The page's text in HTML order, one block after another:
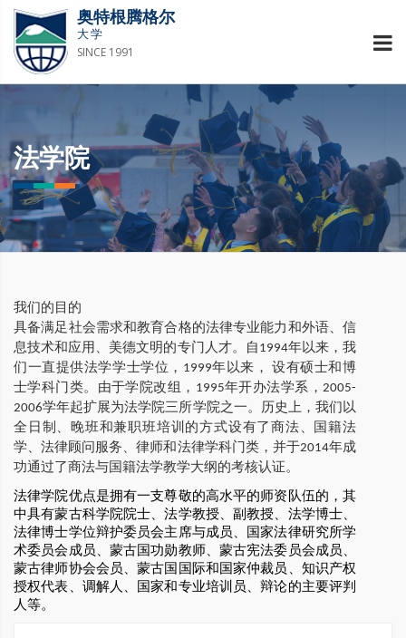
奥特根腾格尔
大学
SINCE 1991
法学院
我们的目的
具备满足社会需求和教育合格的法律专业能力和外语、信
息技术和应用、美德文明的专门人才。自1994年以来，我
们一直提供法学学士学位，1999年以来， 设有硕士和博
士学科门类。由于学院改组，1995年开办法学系，2005-
2006学年起扩展为法学院三所学院之一。历史上，我们以
全日制、晚班和兼职班培训的方式设有了商法、国籍法
学、法律顾问服务、律师和法律学科门类，并于2014年成
功通过了商法与国籍法学教学大纲的考核认证。
法律学院优点是拥有一支尊敬的高水平的师资队伍的，其
中具有蒙古科学院院士、法学教授、副教授、法学博士、
法律博士学位辩护委员会主席与成员、国家法律研究所学
术委员会成员、蒙古国功勋教师、蒙古宪法委员会成员、
蒙古律师协会会员、蒙古国国际和国家仲裁员、知识产权
授权代表、调解人、国家和专业培训员、辩论的主要评判
人等。